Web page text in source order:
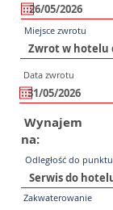
Miejsce zwrotu
Data zwrotu
Wynajem
na:
Odległość do punktu
Zakwaterowanie